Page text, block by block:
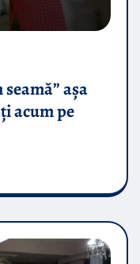
așa
acum pe